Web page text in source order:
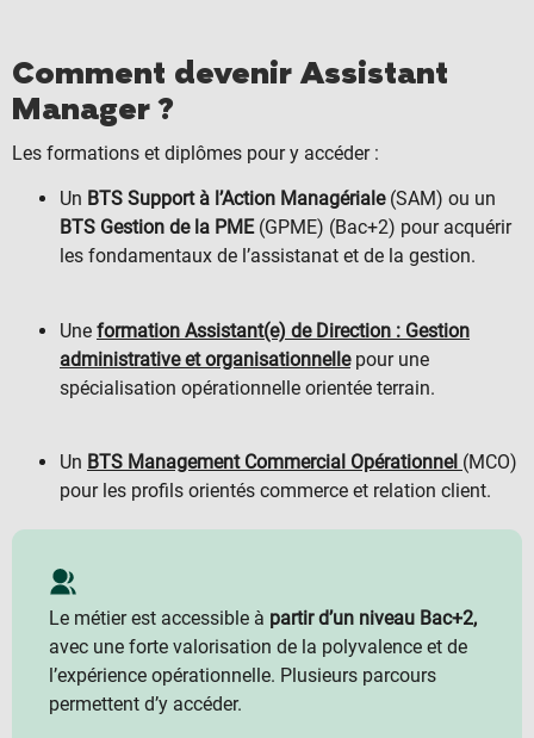
Comment devenir Assistant
Manager ?
Les formations et diplômes pour y accéder :
Un BTS Support à l’Action Managériale(SAM) ou un
BTS Gestion de la PME(GPME) (Bac+2) pour acquérir
les fondamentaux de l’assistanat et de la gestion.
Une formation Assistant(e) de Direction : Gestion
administrative et organisationnellepour une
spécialisation opérationnelle orientée terrain.
Un BTS Management Commercial Opérationnel (MCO)
pour les profils orientés commerce et relation client.
Le métier est accessible à partir d’un niveau Bac+2,
avec une forte valorisation de la polyvalence et de
l’expérience opérationnelle. Plusieurs parcours
permettent d’y accéder.